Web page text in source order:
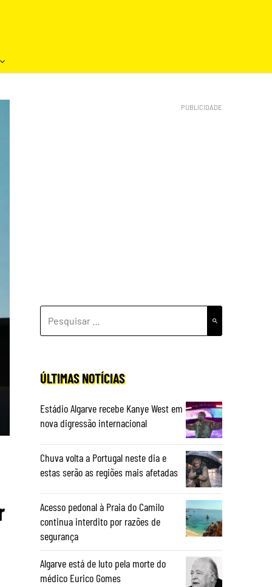
POR:
ÚLTIMAS NOTÍCIAS
Estádio Algarve recebe Kanye West em
nova digressão internacional
Chuva volta a Portugal neste dia e
estas serão as regiões mais afetadas
Acesso pedonal à Praia do Camilo
continua interdito por razões de
segurança
Algarve está de luto pela morte do
médico Eurico Gomes